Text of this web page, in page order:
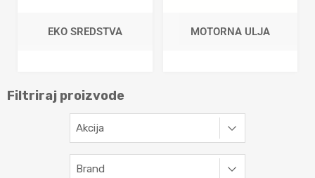
EKO SREDSTVA MOTORNA ULJA
Filtriraj proizvode
Akcija
Brand